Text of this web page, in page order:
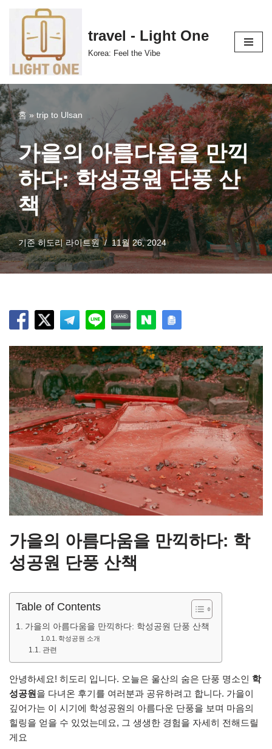
츠
로
건
너
뛰
기
travel - Light One
Korea: Feel the Vibe
홈 »trip to Ulsan
가을의 아름다움을 만끽
하다: 학성공원 단풍 산
책
기준히도리 라이트원 11월 26, 2024
가을의 아름다움을 만끽하다: 학
성공원 단풍 산책
Table of Contents
가을의 아름다움을 만끽하다: 학성공원 단풍 산책
학성공원 소개
관련
안녕하세요! 히도리 입니다. 오늘은 울산의 숨은 단풍 명소인 학
성공원을 다녀온 후기를 여러분과 공유하려고 합니다. 가을이
깊어가는 이 시기에 학성공원의 아름다운 단풍을 보며 마음의
힐링을 얻을 수 있었는데요, 그 생생한 경험을 자세히 전해드릴
게요